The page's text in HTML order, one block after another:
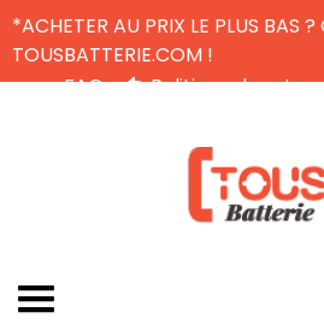
*ACHETER AU PRIX LE PLUS BAS ?
TOUSBATTERIE.COM !
FAQ
Politique de retour